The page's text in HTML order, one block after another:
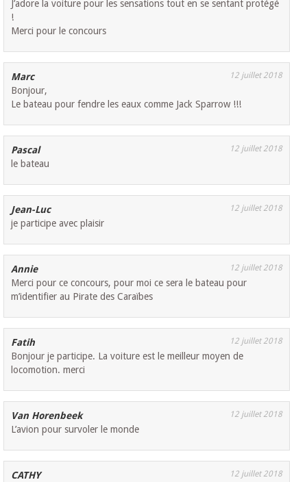
J’adore la voiture pour les sensations tout en se sentant protégé
!
Merci pour le concours
Marc 12 juillet 2018
Bonjour,
Le bateau pour fendre les eaux comme Jack Sparrow !!!
Pascal 12 juillet 2018
le bateau
Jean-Luc 12 juillet 2018
je participe avec plaisir
Annie 12 juillet 2018
Merci pour ce concours, pour moi ce sera le bateau pour
m’identifier au Pirate des Caraïbes
Fatih 12 juillet 2018
Bonjour je participe. La voiture est le meilleur moyen de
locomotion. merci
Van Horenbeek 12 juillet 2018
L’avion pour survoler le monde
CATHY 12 juillet 2018